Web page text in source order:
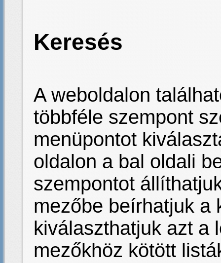
Keresés
A weboldalon
többféle szempont
menüpontot
oldalon a bal oldali
szempontot
mezőbe beírhatjuk a
kiválaszthatjuk azt a
mezőkhöz kötött